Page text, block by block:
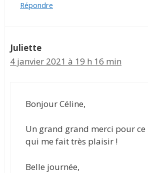
Répondre
Juliette
4 janvier 2021 à 19 h 16 min
Bonjour Céline,
Un grand grand merci pour
qui me fait très plaisir !
Belle journée,